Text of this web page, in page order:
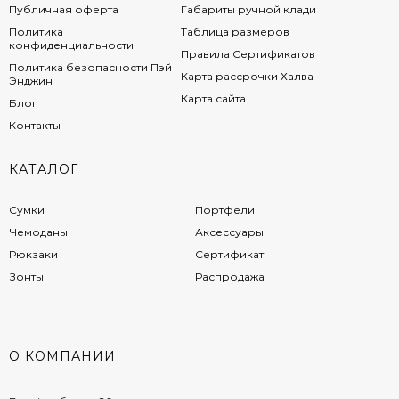
сайте номер телефона либо заполняйте
электронную форму.
Публичная оферта
Политика
конфиденциальности
Политика безопасности Пэй
Энджин
Блог
Контакты
Габариты ручной клади
Таблица размеров
Правила Сертификатов
Карта рассрочки Халва
Карта сайта
КАТАЛОГ
Сумки
Чемоданы
Рюкзаки
Зонты
Портфели
Аксессуары
Сертификат
Распродажа
О КОМПАНИИ